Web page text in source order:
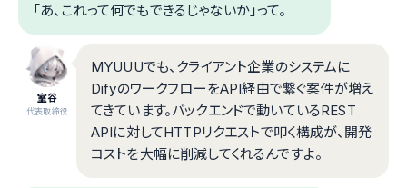
「あ、これって何でもできるじゃないか」って。
室谷
代表取締役
MYUUUでも、クライアント企業のシステムに
DifyのワークフローをAPI経由で繋ぐ案件が増え
てきています。バックエンドで動いているREST
APIに対してHTTPリクエストで叩く構成が、開発
コストを大幅に削減してくれるんですよ。